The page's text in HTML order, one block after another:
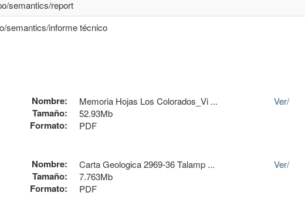
semantics/report
semantics/informe técnico
Nombre: Memoria Hojas Los Colorados_Vi ...
Tamaño: 52.93Mb
Formato: PDF
Ver/
Nombre: Carta Geologica 2969-36 Talamp ...
Tamaño: 7.763Mb
Formato: PDF
Ver/